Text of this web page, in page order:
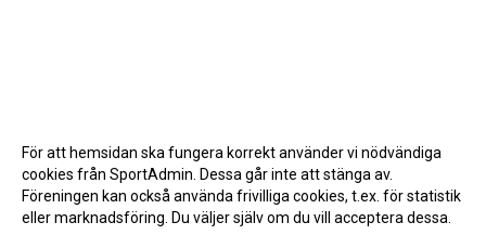
För att hemsidan ska fungera korrekt använder vi nödvändiga
cookies från SportAdmin. Dessa går inte att stänga av.
Föreningen kan också använda frivilliga cookies, t.ex. för statistik
eller marknadsföring. Du väljer själv om du vill acceptera dessa.